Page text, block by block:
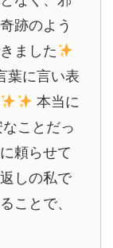
跡のよう
ました
葉に言い表
本当に
ことだっ
頼らせて
しの私で
ことで、